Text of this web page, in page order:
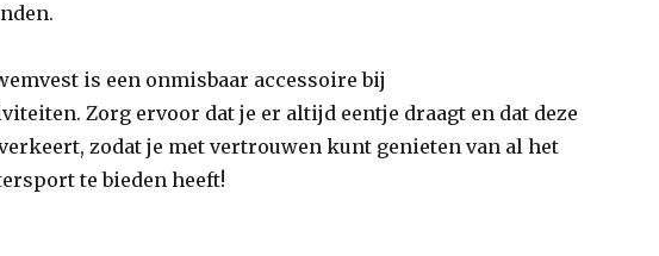
is een onmisbaar accessoire bij
Zorg ervoor dat je er altijd eentje draagt en dat deze
zodat je met vertrouwen kunt genieten van al het
te bieden heeft!